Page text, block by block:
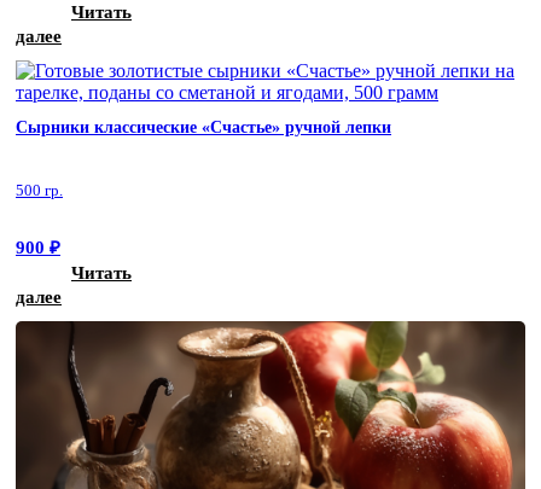
Читать
далее
Сырники классические «Счастье» ручной лепки
500 гр.
900 ₽
Читать
далее